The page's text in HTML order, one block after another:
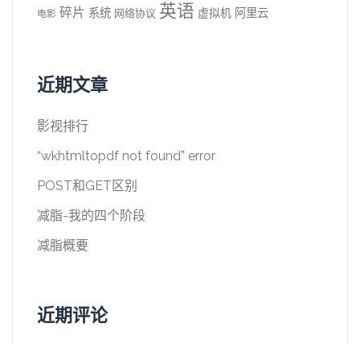
电影 碎片 系统 网络协议 英语 虚拟机 阿里云
近期文章
影视排行
“wkhtmltopdf not found” error
POST和GET区别
减脂-我的四个阶段
减脂概要
近期评论